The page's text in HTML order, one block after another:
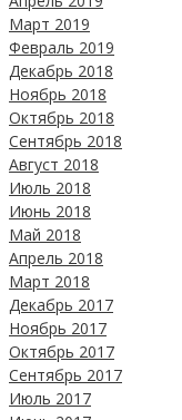
Март 2019
Февраль 2019
Декабрь 2018
Ноябрь 2018
Октябрь 2018
Сентябрь 2018
Август 2018
Июль 2018
Июнь 2018
Май 2018
Апрель 2018
Март 2018
Декабрь 2017
Ноябрь 2017
Октябрь 2017
Сентябрь 2017
Июль 2017